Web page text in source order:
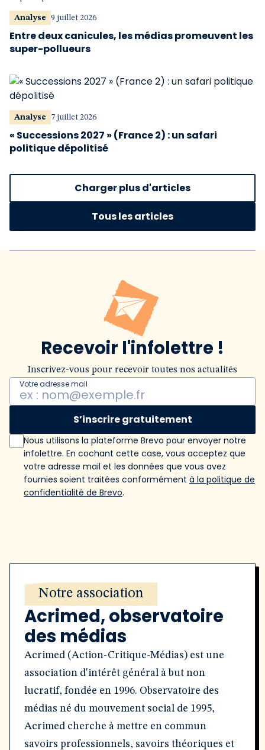
Analyse 9 juillet 2026
Entre deux canicules, les médias promeuvent les
super-pollueurs
Analyse 7 juillet 2026
« Successions 2027 » (France 2) : un safari
politique dépolitisé
Charger plus d'articles
Tous les articles
Recevoir l'infolettre !
Inscrivez-vous pour recevoir toutes nos actualités
Votre adresse mail
S’inscrire gratuitement
Nous utilisons la plateforme Brevo pour envoyer notre
infolettre. En cochant cette case, vous acceptez que
votre adresse mail et les données que vous avez
fournies soient traitées conformément à la politique de
confidentialité de Brevo.
Notre association
Acrimed, observatoire
des médias
Acrimed (Action-Critique-Médias) est une
association d'intérêt général à but non
lucratif, fondée en 1996. Observatoire des
médias né du mouvement social de 1995,
Acrimed cherche à mettre en commun
savoirs professionnels, savoirs théoriques et